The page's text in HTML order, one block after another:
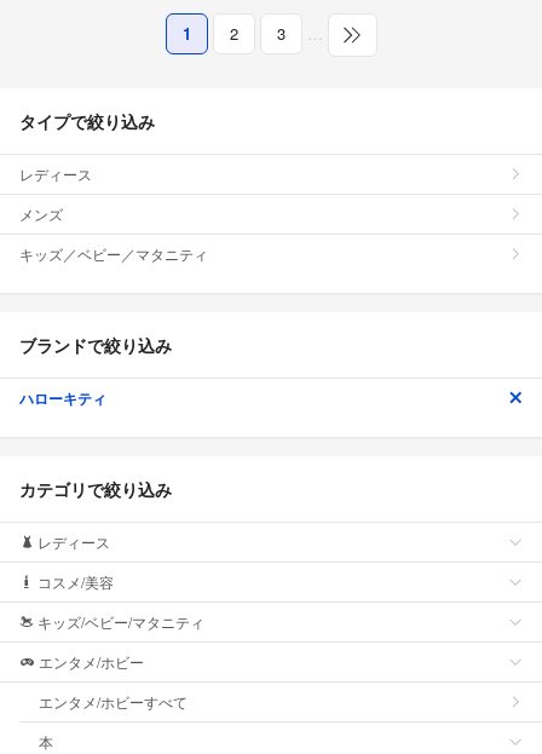
1 2 3 …
タイプで絞り込み
レディース
メンズ
キッズ／ベビー／マタニティ
ブランドで絞り込み
ハローキティ
カテゴリで絞り込み
レディース
コスメ/美容
キッズ/ベビー/マタニティ
エンタメ/ホビー
エンタメ/ホビーすべて
本